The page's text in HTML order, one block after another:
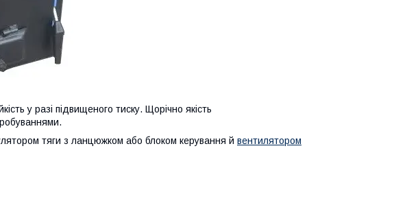
у разі підвищеного тиску. Щорічно якість
тяги з ланцюжком або блоком керування й вентилятором